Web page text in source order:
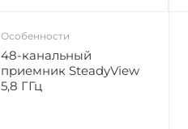
Особенности
48-канальный
приемник SteadyView
5,8 ГГц